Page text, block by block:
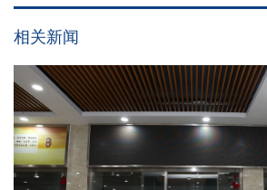
相关新闻